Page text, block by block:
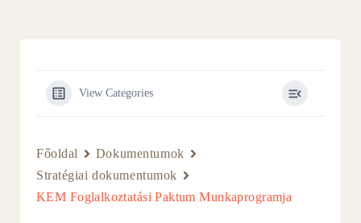
View Categories
Főoldal
Dokumentumok
Stratégiai dokumentumok
KEM Foglalkoztatási Paktum Munkaprogramja